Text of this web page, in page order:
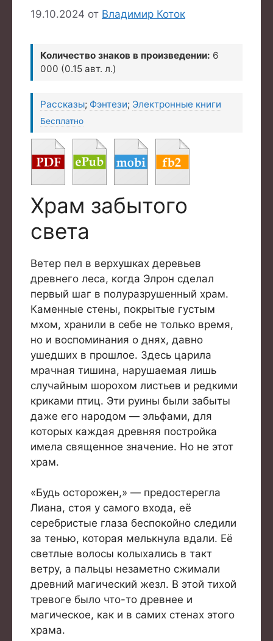
19.10.2024 от Владимир Коток
Количество знаков в произведении: 6
000 (0.15 авт. л.)
Рассказы; Фэнтези; Электронные книги
Бесплатно
Храм забытого
света
Ветер пел в верхушках деревьев
древнего леса, когда Элрон сделал
первый шаг в полуразрушенный храм.
Каменные стены, покрытые густым
мхом, хранили в себе не только время,
но и воспоминания о днях, давно
ушедших в прошлое. Здесь царила
мрачная тишина, нарушаемая лишь
случайным шорохом листьев и редкими
криками птиц. Эти руины были забыты
даже его народом — эльфами, для
которых каждая древняя постройка
имела священное значение. Но не этот
храм.
«Будь осторожен,» — предостерегла
Лиана, стоя у самого входа, её
серебристые глаза беспокойно следили
за тенью, которая мелькнула вдали. Её
светлые волосы колыхались в такт
ветру, а пальцы незаметно сжимали
древний магический жезл. В этой тихой
тревоге было что-то древнее и
магическое, как и в самих стенах этого
храма.